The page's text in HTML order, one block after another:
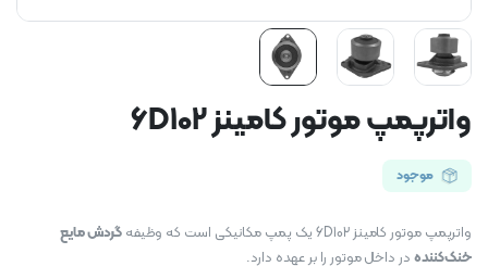
واترپمپ موتور کامینز 6D102
موجود
واترپمپ موتور کامینز 6D102 یک پمپ مکانیکی است که وظیفه
گردش مایع
خنک‌کنندهدر داخل موتور را بر عهده دارد.